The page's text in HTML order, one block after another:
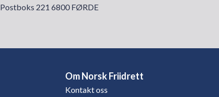
Postboks 221 6800 FØRDE
Om Norsk Friidrett
Kontakt oss